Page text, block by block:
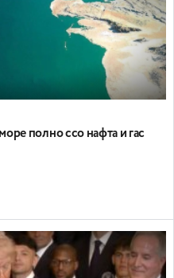
полно ссо нафта и гас